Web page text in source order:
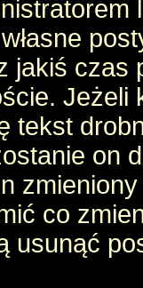
jakiś
Jeżeli
tekst
on
co
usunąć